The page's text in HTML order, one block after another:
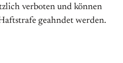
ver­boten und können
geahndet werden.